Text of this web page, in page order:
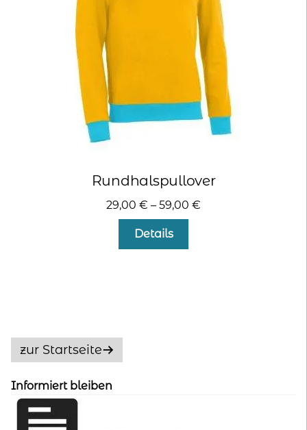
der
Produktseite
gewählt
werden
Rundhalspullover
29,00 € – 59,00 €
Details
zur Startseite
Informiert bleiben